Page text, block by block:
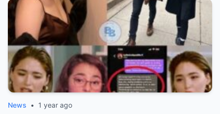
News • 1 year ago